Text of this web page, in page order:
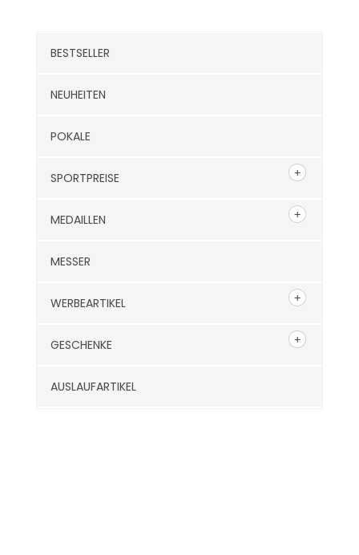
BESTSELLER
NEUHEITEN
POKALE
SPORTPREISE
MEDAILLEN
MESSER
WERBEARTIKEL
GESCHENKE
AUSLAUFARTIKEL